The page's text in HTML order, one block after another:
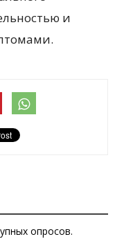
и
опросов.